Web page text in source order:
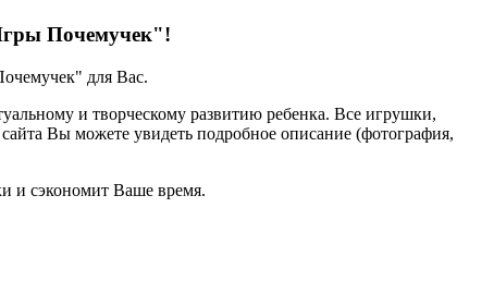
Почемучек"!
для Вас.
и творческому развитию ребенка. Все игрушки,
Вы можете увидеть подробное описание (фотография,
и сэкономит Ваше время.